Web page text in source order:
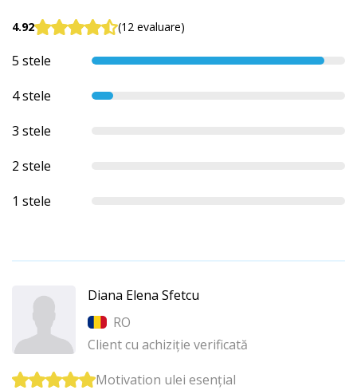
4.92 (12 evaluare)
5 stele
4 stele
3 stele
2 stele
1 stele
Diana Elena Sfetcu
RO
Client cu achiziție verificată
Motivation ulei esențial